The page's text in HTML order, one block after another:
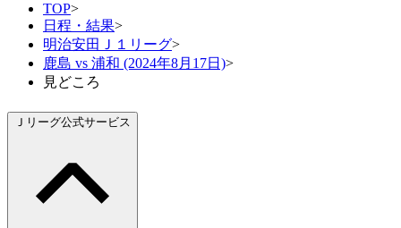
TOP>
日程・結果>
明治安田Ｊ１リーグ>
鹿島 vs 浦和 (2024年8月17日)>
見どころ
Ｊリーグ公式サービス